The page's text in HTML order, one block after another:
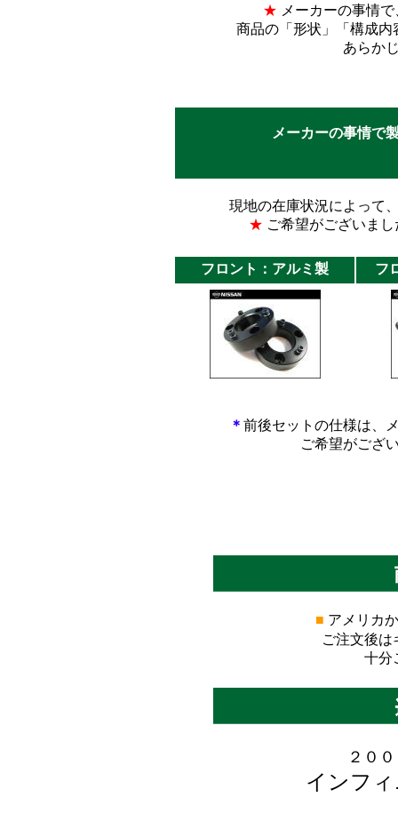
★ メーカーの事情
商品の「形状」「構成
あらか
メーカーの事情で
現地の在庫状況によって
★ ご希望がございま
フロント：アルミ製 フ
＊ 前後セットの仕様は、
ご希望がござ
■ アメリカ
ご注文後は
十分
２０
インフ